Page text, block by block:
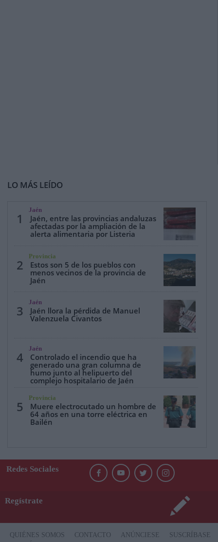
LO MÁS LEÍDO
1
Jaén
Jaén, entre las provincias andaluzas
afectadas por la ampliación de la
alerta alimentaria por Listeria
2
Provincia
Estos son 5 de los pueblos con
menos vecinos de la provincia de
Jaén
3
Jaén
Jaén llora la pérdida de Manuel
Valenzuela Civantos
4
Jaén
Controlado el incendio que ha
generado una gran columna de
humo junto al helipuerto del
complejo hospitalario de Jaén
5
Provincia
Muere electrocutado un hombre de
64 años en una torre eléctrica en
Bailén
Redes Sociales
Regístrate
QUIÉNES SOMOS CONTACTO ANÚNCIESE
SUSCRÍBASE